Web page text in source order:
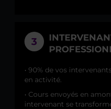
3
• 90% de vos
en activité.
• Cours envoyés en
intervenant se